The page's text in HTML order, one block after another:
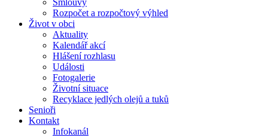
Smlouvy
Rozpočet a rozpočtový výhled
Život v obci
Aktuality
Kalendář akcí
Hlášení rozhlasu
Události
Fotogalerie
Životní situace
Recyklace jedlých olejů a tuků
Senioři
Kontakt
Infokanál